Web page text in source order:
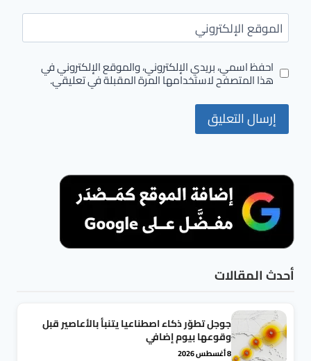
الموقع الإلكتروني
احفظ اسمي، بريدي الإلكتروني، والموقع الإلكتروني في
هذا المتصفح لاستخدامها المرة المقبلة في تعليقي.
أحدث المقالات
جوجل تطوّر ذكاء اصطناعيا يتنبأ بالأعاصير قبل
وقوعها بيوم إضافي
8 أغسطس 2026